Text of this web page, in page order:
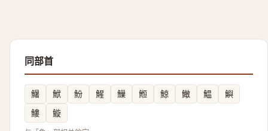
同部首
鱪 鮲 魵 鯹 䲃 䱴 鯨 䲄 鰛
鱮
䱾
䲂